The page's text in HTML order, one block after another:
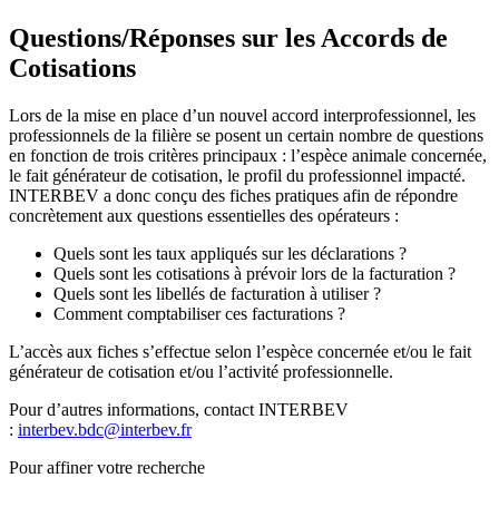
Questions/Réponses sur les Accords de
Cotisations
Lors de la mise en place d’un nouvel accord interprofessionnel, les
professionnels de la filière se posent un certain nombre de questions
en fonction de trois critères principaux : l’espèce animale concernée,
le fait générateur de cotisation, le profil du professionnel impacté.
INTERBEV a donc conçu des fiches pratiques afin de répondre
concrètement aux questions essentielles des opérateurs :
Quels sont les taux appliqués sur les déclarations ?
Quels sont les cotisations à prévoir lors de la facturation ?
Quels sont les libellés de facturation à utiliser ?
Comment comptabiliser ces facturations ?
L’accès aux fiches s’effectue selon l’espèce concernée et/ou le fait
générateur de cotisation et/ou l’activité professionnelle.
Pour d’autres informations, contact INTERBEV
: interbev.bdc@interbev.fr
Pour affiner votre recherche